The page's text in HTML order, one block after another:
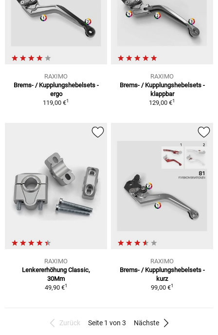
RAXIMO
Brems- / Kupplungshebelsets -
ergo
119,00 €1
RAXIMO
Brems- / Kupplungshebelsets -
klappbar
129,00 €1
RAXIMO
Lenkererhöhung Classic,
30Mm
49,90 €1
RAXIMO
Brems- / Kupplungshebelsets -
kurz
99,00 €1
Zurück Seite 1 von 3 Nächste